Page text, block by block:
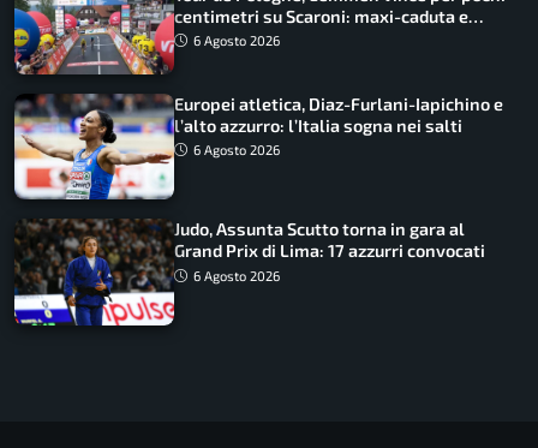
centimetri su Scaroni: maxi-caduta e
tappa accorciata
6 Agosto 2026
Europei atletica, Diaz-Furlani-Iapichino e
l’alto azzurro: l’Italia sogna nei salti
6 Agosto 2026
Judo, Assunta Scutto torna in gara al
Grand Prix di Lima: 17 azzurri convocati
6 Agosto 2026